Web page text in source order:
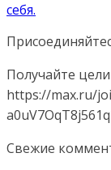
себя.
Получайте
https://max.ru/
Свежие